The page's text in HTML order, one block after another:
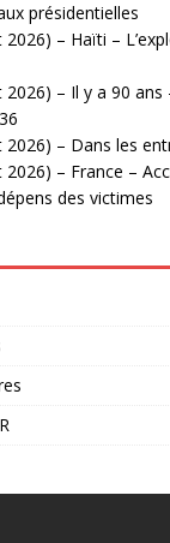
présidentielles
2026) – Haïti –
2026) – Il y a 90 ans
2026) – Dans les
2026) – France –
des victimes